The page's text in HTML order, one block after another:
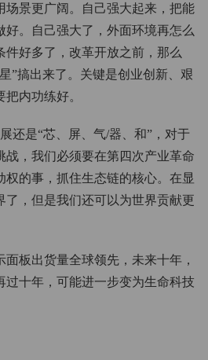
场景更广阔。自己强大起来，把能
好。自己强大了，外面环境再怎么
件好多了，改革开放之前，那么
”搞出来了。关键是创业创新、艰
内功练好。
还是“芯、屏、气/器、和”，对于
战，我们必须要在第四次产业革命
权的事，抓住生态链的核心。在显
了，但是我们还可以为世界贡献更
面板出货量全球领先，未来十年，
过十年，可能进一步变为生命科技